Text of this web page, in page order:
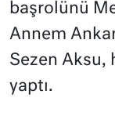
başrolünü
Annem
Sezen Aksu,
yaptı.